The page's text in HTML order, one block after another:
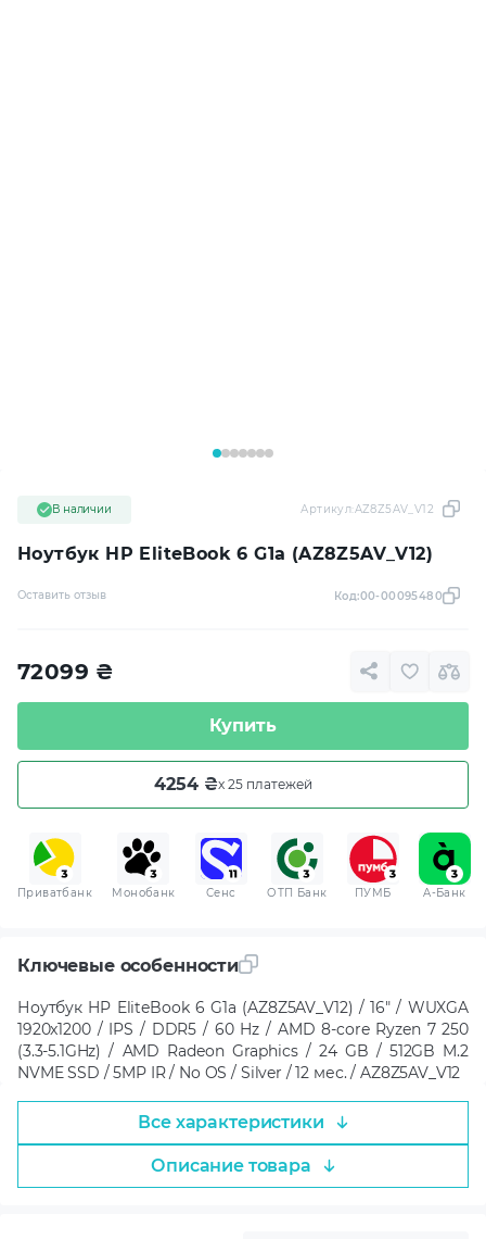
Ноутбук HP EliteBook 6 G1a (AZ8Z5AV_V12)
В наличии Артикул:AZ8Z5AV_V12
Оставить отзыв Код:00-00095480
72099 ₴
Купить
4254 ₴x 25 платежей
Приватбанк Монобанк Сенс ОТП Банк ПУМБ A-Банк
Ключевые особенности
Ноутбук HP EliteBook 6 G1a (AZ8Z5AV_V12) / 16" / WUXGA
1920x1200 / IPS / DDR5 / 60 Hz / AMD 8-core Ryzen 7 250
(3.3-5.1GHz) / AMD Radeon Graphics / 24 GB / 512GB M.2
NVME SSD / 5MP IR / No OS / Silver / 12 мес. / AZ8Z5AV_V12
Все характеристики
Описание товара